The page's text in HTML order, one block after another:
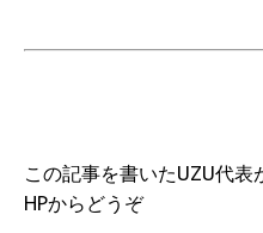
この記事を書いたUZU代
HPからどうぞ